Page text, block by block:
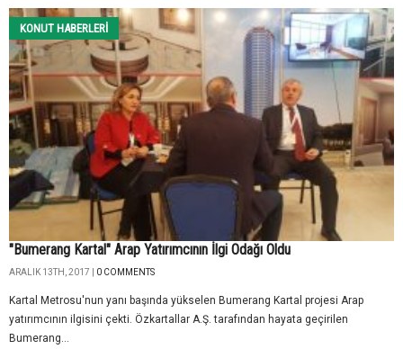
KONUT HABERLERI
"Bumerang Kartal" Arap Yatırımcının İlgi Odağı Oldu
ARALIK 13TH, 2017 | 0 COMMENTS
Kartal Metrosu'nun yanı başında yükselen Bumerang Kartal projesi Arap
yatırımcının ilgisini çekti. Özkartallar A.Ş. tarafından hayata geçirilen
Bumerang...